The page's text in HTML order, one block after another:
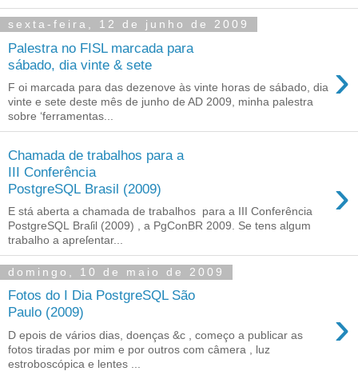
sexta-feira, 12 de junho de 2009
Palestra no FISL marcada para
sábado, dia vinte & sete
›
F oi marcada para das dezenove às vinte horas de sábado, dia
vinte e sete deste mês de junho de AD 2009, minha palestra
sobre ‘ferramentas...
Chamada de trabalhos para a
III Conferência
PostgreSQL Brasil (2009)
›
E stá aberta a chamada de trabalhos para a III Conferência
PostgreSQL Braſil (2009) , a PgConBR 2009. Se tens algum
trabalho a apreſentar...
domingo, 10 de maio de 2009
Fotos do I Dia PostgreSQL São
Paulo (2009)
›
D epois de vários dias, doenças &c , começo a publicar as
fotos tiradas por mim e por outros com câmera , luz
estroboscópica e lentes ...